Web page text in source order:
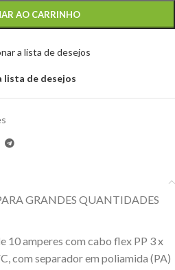
AO CARRINHO
a lista de desejos
lista de desejos
GRANDES QUANTIDADES
10 amperes com cabo flex PP 3 x
com separador em poliamida (PA)